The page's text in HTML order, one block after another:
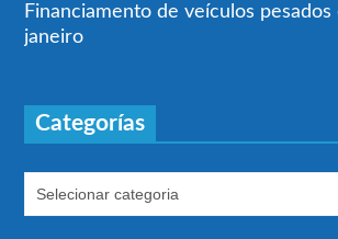
Financiamento de veículos
janeiro
Categorías